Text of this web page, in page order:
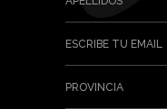
ESCRIBE TU EMAIL
PROVINCIA